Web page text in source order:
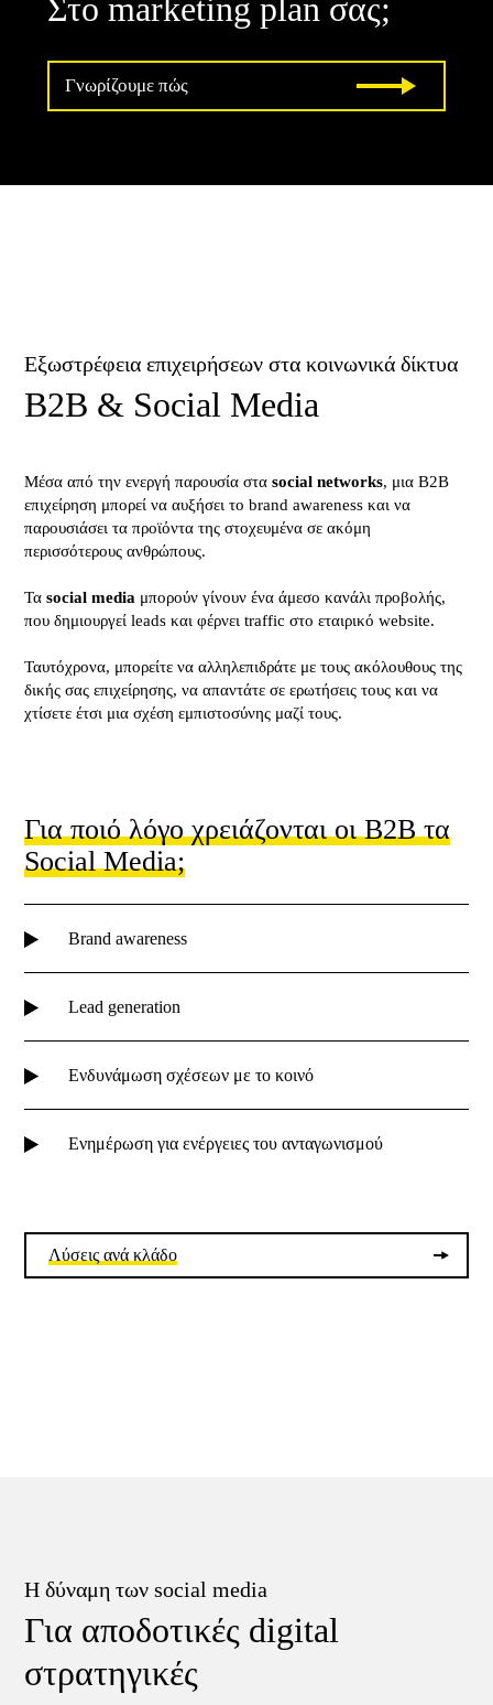
Στο marketing plan σας;
Γνωρίζουμε πώς
Εξωστρέφεια επιχειρήσεων στα κοινωνικά δίκτυα
B2B & Social Media
Μέσα από την ενεργή παρουσία σταsocial networks, μια B2B
επιχείρηση μπορεί να αυξήσει το brand awareness και να
παρουσιάσει τα προϊόντα της στοχευμένα σε ακόμη
περισσότερους ανθρώπους.
Ταsocial media μπορούν γίνουν ένα άμεσο κανάλι προβολής,
που δημιουργεί leads και φέρνει traffic στο εταιρικό website.
Ταυτόχρονα, μπορείτε να αλληλεπιδράτε με τους ακόλουθους της
δικής σας επιχείρησης, να απαντάτε σε ερωτήσεις τους και να
χτίσετε έτσι μια σχέση εμπιστοσύνης μαζί τους.
Για ποιό λόγο χρειάζονται οι B2B τα
Social Media;
Brand awareness
Lead generation
Ενδυνάμωση σχέσεων με το κοινό
Ενημέρωση για ενέργειες του ανταγωνισμού
Λύσεις ανά κλάδο
Η δύναμη των social media
Για αποδοτικές digital
στρατηγικές